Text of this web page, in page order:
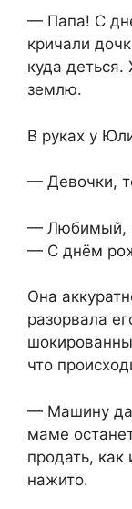
— Папа! С
кричали
куда деться.
землю.
В руках у
— Девочки,
— Любимый,
— С днём
Она
разорвала
что
— Машину
маме
продать, как
нажито.